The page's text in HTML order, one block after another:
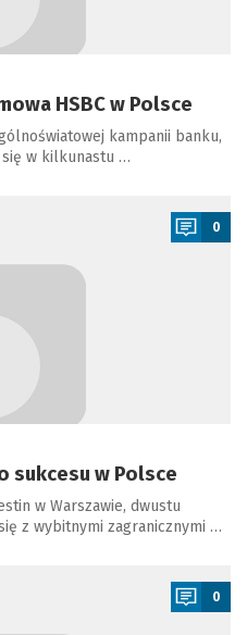
HSBC w Polsce
kampanii banku,
się w kilkunastu …
0
sukcesu w Polsce
w Warszawie, dwustu
z wybitnymi zagranicznymi …
0